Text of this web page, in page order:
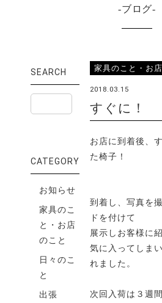
ブログ
家具のこと・お
2018.03.15
すぐに！
お店に到着後、
た椅子！
到着し、写真を
ドを付けて
展示しお客様に
気に入ってしま
れました。
次回入荷は３週間
SEARCH
CATEGORY
お知らせ
家具のこ
と・お店
のこと
日々のこ
と
出張